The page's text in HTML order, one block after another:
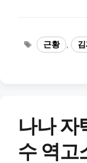
태
그
근황 ,
나나 자
수 역고